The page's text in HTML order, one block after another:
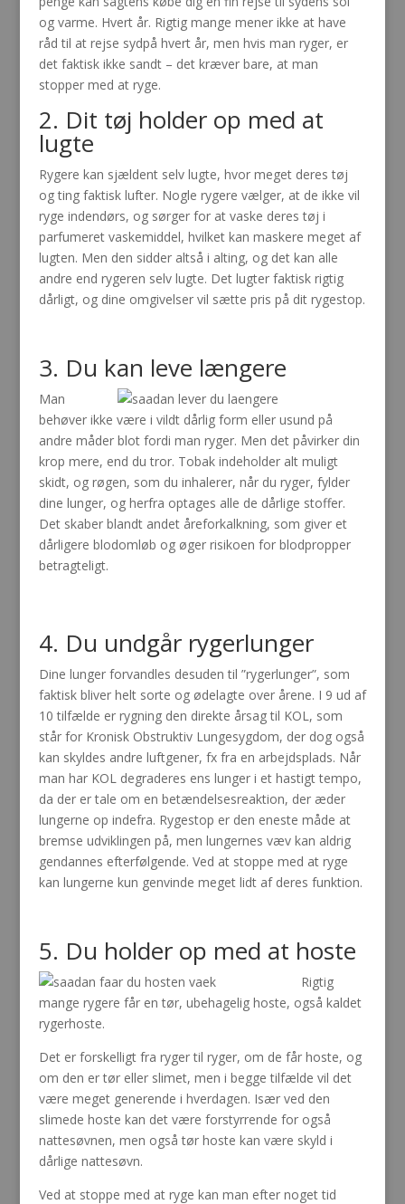
og varme. Hvert år. Rigtig mange mener ikke at have
råd til at rejse sydpå hvert år, men hvis man ryger, er
det faktisk ikke sandt – det kræver bare, at man
stopper med at ryge.
2. Dit tøj holder op med at
lugte
Rygere kan sjældent selv lugte, hvor meget deres tøj
og ting faktisk lufter. Nogle rygere vælger, at de ikke vil
ryge indendørs, og sørger for at vaske deres tøj i
parfumeret vaskemiddel, hvilket kan maskere meget af
lugten. Men den sidder altså i alting, og det kan alle
andre end rygeren selv lugte. Det lugter faktisk rigtig
dårligt, og dine omgivelser vil sætte pris på dit rygestop.
3. Du kan leve længere
Man
behøver ikke være i vildt dårlig form eller usund på
andre måder blot fordi man ryger. Men det påvirker din
krop mere, end du tror. Tobak indeholder alt muligt
skidt, og røgen, som du inhalerer, når du ryger, fylder
dine lunger, og herfra optages alle de dårlige stoffer.
Det skaber blandt andet åreforkalkning, som giver et
dårligere blodomløb og øger risikoen for blodpropper
betragteligt.
4. Du undgår rygerlunger
Dine lunger forvandles desuden til ”rygerlunger”, som
faktisk bliver helt sorte og ødelagte over årene. I 9 ud af
10 tilfælde er rygning den direkte årsag til KOL, som
står for Kronisk Obstruktiv Lungesygdom, der dog også
kan skyldes andre luftgener, fx fra en arbejdsplads. Når
man har KOL degraderes ens lunger i et hastigt tempo,
da der er tale om en betændelsesreaktion, der æder
lungerne op indefra. Rygestop er den eneste måde at
bremse udviklingen på, men lungernes væv kan aldrig
gendannes efterfølgende. Ved at stoppe med at ryge
kan lungerne kun genvinde meget lidt af deres funktion.
5. Du holder op med at hoste
Rigtig
mange rygere får en tør, ubehagelig hoste, også kaldet
rygerhoste.
Det er forskelligt fra ryger til ryger, om de får hoste, og
om den er tør eller slimet, men i begge tilfælde vil det
være meget generende i hverdagen. Især ved den
slimede hoste kan det være forstyrrende for også
nattesøvnen, men også tør hoste kan være skyld i
dårlige nattesøvn.
Ved at stoppe med at ryge kan man efter noget tid